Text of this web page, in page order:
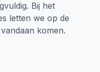
Bij het
letten we op de
komen.